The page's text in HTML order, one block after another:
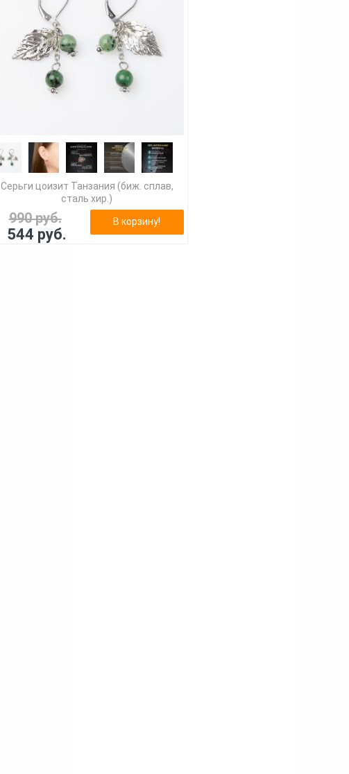
Серьги цоизит Танзания (биж. сплав,
сталь хир.)
990 руб.
544 руб.
В корзину!